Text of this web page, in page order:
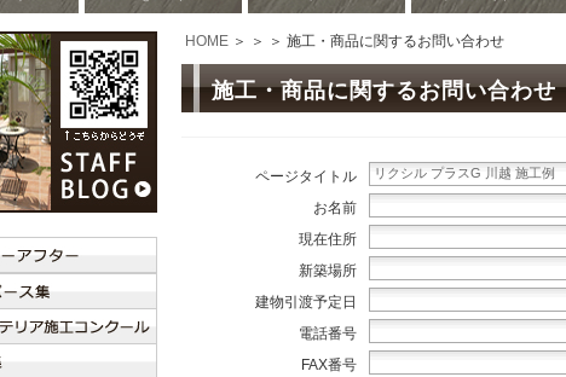
HOME ＞ ＞ ＞ 施工・商品に関するお問い合わせ
施工・商品に関するお問い合わせ
ページタイトル
お名前
現在住所
新築場所
建物引渡予定日
電話番号
FAX番号